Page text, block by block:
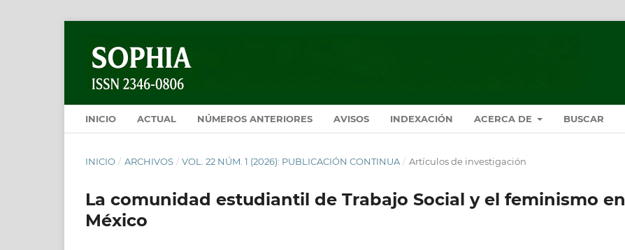
INICIO ACTUAL NÚMEROS ANTERIORES AVISOS INDEXACIÓN ACERCA DE BUSCAR
INICIO / ARCHIVOS / VOL. 22 NÚM. 1 (2026): PUBLICACIÓN CONTINUA / Artículos de investigación
La comunidad estudiantil de Trabajo Social y el feminismo en
México